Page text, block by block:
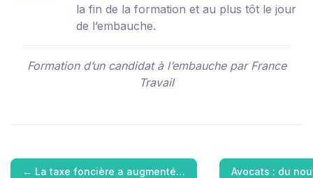
la fin de la formation et au plus tôt le jour
de l’embauche.
Formation d’un candidat à l’embauche par France
Travail
← La taxe foncière a augmenté… Avocats : du